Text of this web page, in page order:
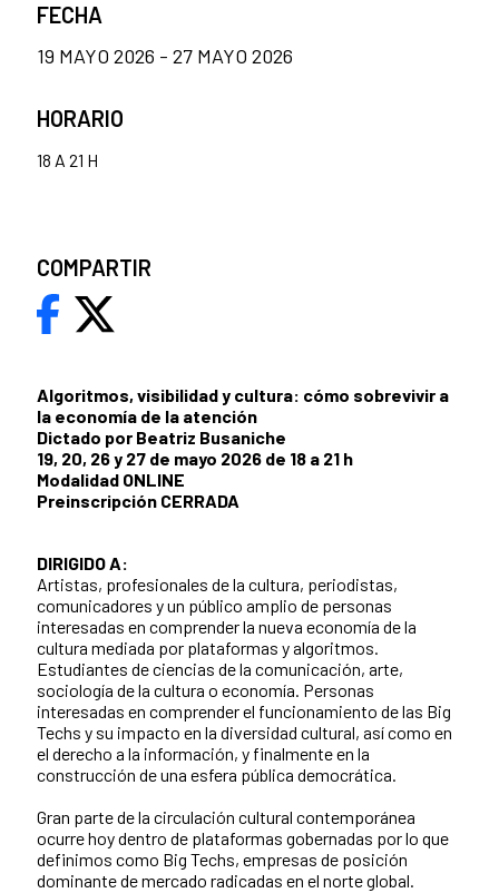
Algoritmos, visibilidad y cultura: cómo sobrevivir a
la economía de la atención
Dictado por Beatriz Busaniche
19, 20, 26 y 27 de mayo 2026 de 18 a 21 h
Modalidad ONLINE
Preinscripción CERRADA
DIRIGIDO A:
Artistas, profesionales de la cultura, periodistas,
comunicadores y un público amplio de personas
interesadas en comprender la nueva economía de la
cultura mediada por plataformas y algoritmos.
Estudiantes de ciencias de la comunicación, arte,
sociología de la cultura o economía. Personas
interesadas en comprender el funcionamiento de las Big
Techs y su impacto en la diversidad cultural, así como en
el derecho a la información, y finalmente en la
construcción de una esfera pública democrática.
Gran parte de la circulación cultural contemporánea
ocurre hoy dentro de plataformas gobernadas por lo que
definimos como Big Techs, empresas de posición
dominante de mercado radicadas en el norte global.
FECHA
19 MAYO 2026 - 27 MAYO 2026
HORARIO
18 A 21 H
COMPARTIR